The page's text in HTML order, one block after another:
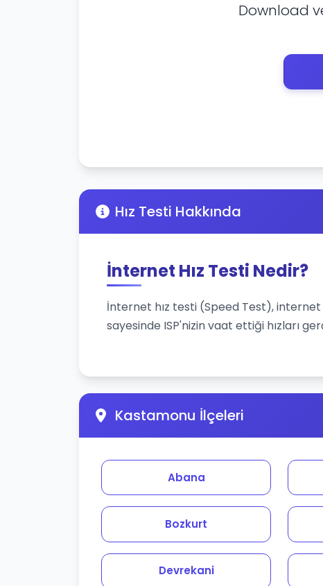
Download
Hız Testi Hakkında
İnternet Hız Testi Nedir?
İnternet hız testi (Speed Test), internet
sayesinde ISP'nizin vaat ettiği hızları
Kastamonu İlçeleri
Abana
Bozkurt
Devrekani